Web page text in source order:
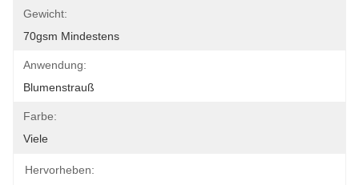
Gewicht:
70gsm Mindestens
Anwendung:
Blumenstrauß
Farbe:
Viele
Hervorheben: